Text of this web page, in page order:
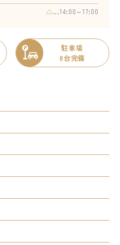
△...14:00～17:00
駐車場
8台完備